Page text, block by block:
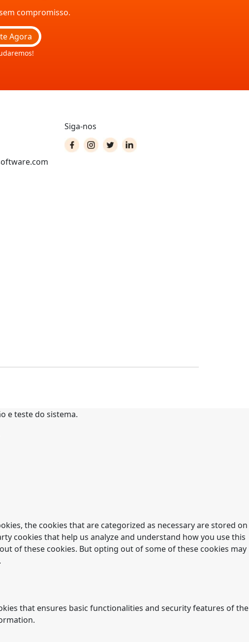
compromisso.
Agora
Siga-nos
e teste do sistema.
the cookies that are categorized as necessary are stored on
cookies that help us analyze and understand how you use this
of these cookies. But opting out of some of these cookies may
that ensures basic functionalities and security features of the